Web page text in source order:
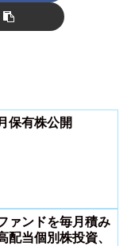
保有株公開
ァンドを毎月積み
配当個別株投資、